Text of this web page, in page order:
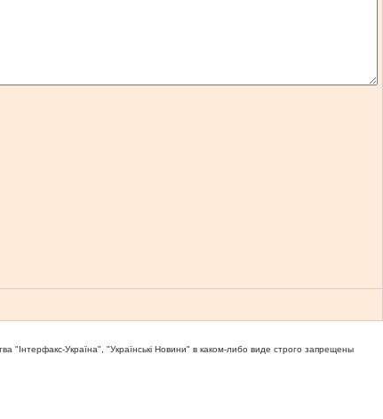
"Iнтерфакс-Україна", "Українськi Новини" в каком-либо виде строго запрещены